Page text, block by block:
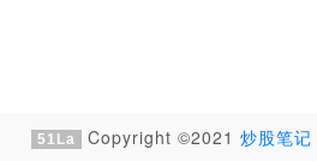
51La Copyright ©2021 炒股笔记